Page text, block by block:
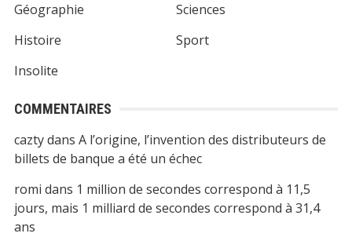
Géographie
Histoire
Insolite
Sciences
Sport
COMMENTAIRES
caztydans A l’origine, l’invention des distributeurs de
billets de banque a été un échec
romi dans 1 million de secondes correspond à 11,5
jours, mais 1 milliard de secondes correspond à 31,4
ans